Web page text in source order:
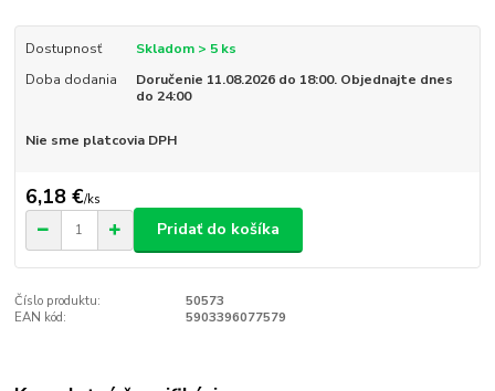
Dostupnosť
Skladom > 5 ks
Doba dodania
Doručenie 11.08.2026 do 18:00. Objednajte dnes
do 24:00
Nie sme platcovia DPH
6,18 €/ks
Pridať do košíka
Číslo produktu:
50573
EAN kód:
5903396077579